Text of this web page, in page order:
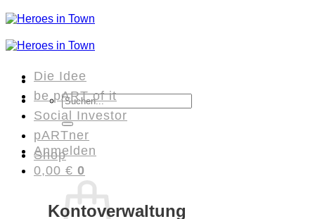
Zum
Inhalt
Suchen
nach:
Anmelden
0,00 € 0
Die Idee
be pART of it
Social Investor
pARTner
Shop
Kontoverwaltung